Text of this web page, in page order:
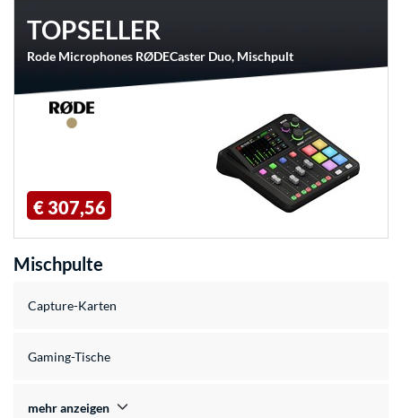
TOPSELLER
Rode Microphones RØDECaster Duo, Mischpult
€ 307,56
Mischpulte
Capture-Karten
Gaming-Tische
mehr anzeigen